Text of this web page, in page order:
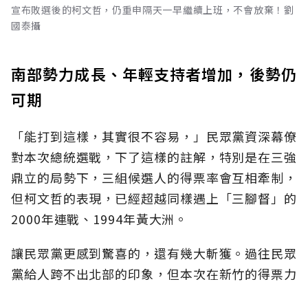
宣布敗選後的柯文哲，仍重申隔天一早繼續上班，不會放棄！劉
國泰攝
南部勢力成長、年輕支持者增加，後勢仍
可期
「能打到這樣，其實很不容易，」民眾黨資深幕僚
對本次總統選戰，下了這樣的註解，特別是在三強
鼎立的局勢下，三組候選人的得票率會互相牽制，
但柯文哲的表現，已經超越同樣遇上「三腳督」的
2000年連戰、1994年黃大洲。
讓民眾黨更感到驚喜的，還有幾大斬獲。過往民眾
黨給人跨不出北部的印象，但本次在新竹的得票力